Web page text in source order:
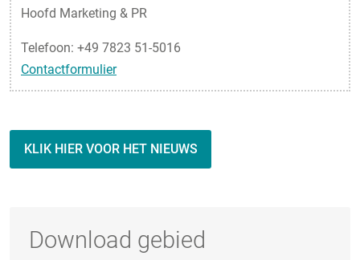
Hoofd Marketing & PR
Telefoon: +49 7823 51-5016
Contactformulier
KLIK HIER VOOR HET NIEUWS
Download gebied